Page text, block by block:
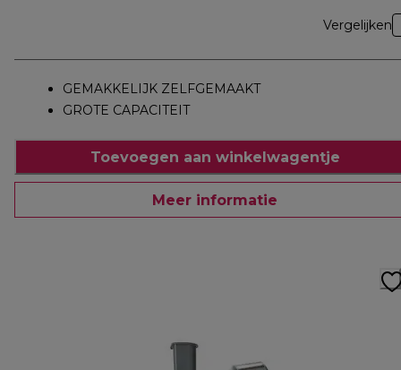
Vergelijken
GEMAKKELIJK ZELFGEMAAKT
GROTE CAPACITEIT
Toevoegen aan winkelwagentje
Meer informatie